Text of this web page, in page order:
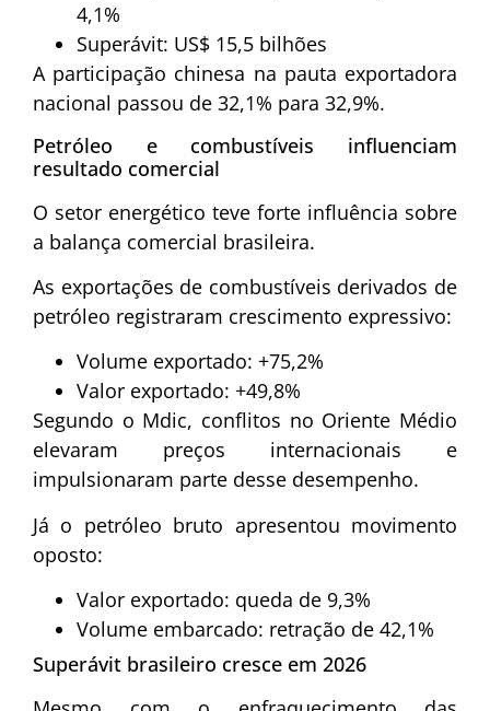
4,1%
Superávit: US$ 15,5 bilhões
A participação chinesa na pauta exportadora
nacional passou de 32,1% para 32,9%.
Petróleo e combustíveis influenciam
resultado comercial
O setor energético teve forte influência sobre
a balança comercial brasileira.
As exportações de combustíveis derivados de
petróleo registraram crescimento expressivo:
Volume exportado: +75,2%
Valor exportado: +49,8%
Segundo o Mdic, conflitos no Oriente Médio
elevaram preços internacionais e
impulsionaram parte desse desempenho.
Já o petróleo bruto apresentou movimento
oposto:
Valor exportado: queda de 9,3%
Volume embarcado: retração de 42,1%
Superávit brasileiro cresce em 2026